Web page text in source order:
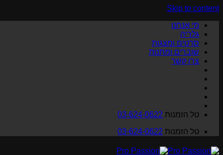
Skip to content
מי אנחנו
גלריה
סרטים ומצגות
שוברים ומתנות
צרו קשר
טל הזמנות 03-624-0622
טל הזמנות 03-624-0622